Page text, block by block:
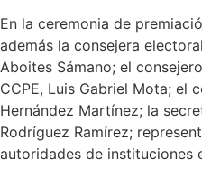
En la ceremonia de
además la consejera
Aboites Sámano; el
CCPE, Luis Gabriel Mota; el
Hernández Martínez; la
Rodríguez Ramírez;
autoridades de instituciones